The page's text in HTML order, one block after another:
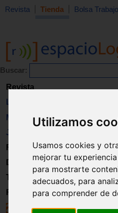
Utilizamos
Usamos cookies y
mejorar tu
para mostrarte
adecuados, para
para comprender de
Revista Tienda Bolsa Trabajo
Buscar:
Revista
Libros
Material
Juguetes
Formación
Directorio
Trabajo
Registro